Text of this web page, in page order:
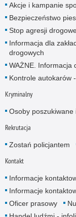
Akcje i kampanie
Bezpieczeństwo
Stop agresji
Informacja dla
drogowych
WAŻNE. Informacja
Kontrole autokarów
Kryminalny
Osoby poszukiwane
Rekrutacja
Zostań policjantem
Kontakt
Informacje
Informacje
Oficer prasowy